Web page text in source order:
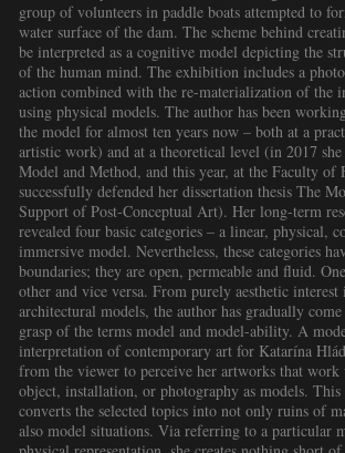
group of volunteers in paddle boats attempted to
water surface of the dam. The scheme behind
be interpreted as a cognitive model depicting the
of the human mind. The exhibition includes a
action combined with the re-materialization of the
using physical models. The author has been
the model for almost ten years now – both at a
artistic work) and at a theoretical level (in 2017
Model and Method, and this year, at the Faculty of
successfully defended her dissertation thesis The
Support of Post-Conceptual Art). Her long-term
revealed four basic categories – a linear, physical,
immersive model. Nevertheless, these categories
boundaries; they are open, permeable and fluid.
other and vice versa. From purely aesthetic
architectural models, the author has gradually
grasp of the terms model and model-ability. A
interpretation of contemporary art for Katarína
from the viewer to perceive her artworks that work
object, installation, or photography as models.
converts the selected topics into not only ruins of
also model situations. Via referring to a particular